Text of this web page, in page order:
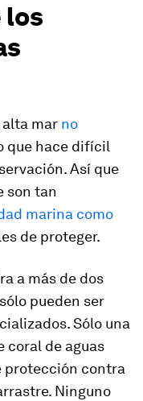
los
mar no
que hace difícil
Así que
son tan
marina como
de proteger.
a más de dos
pueden ser
Sólo una
coral de aguas
protección contra
Ninguno